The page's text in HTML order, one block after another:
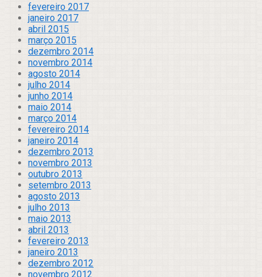
fevereiro 2017
janeiro 2017
abril 2015
março 2015
dezembro 2014
novembro 2014
agosto 2014
julho 2014
junho 2014
maio 2014
março 2014
fevereiro 2014
janeiro 2014
dezembro 2013
novembro 2013
outubro 2013
setembro 2013
agosto 2013
julho 2013
maio 2013
abril 2013
fevereiro 2013
janeiro 2013
dezembro 2012
novembro 2012